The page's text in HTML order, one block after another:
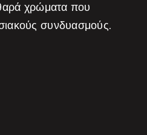
χρώματα που
συνδυασμούς.